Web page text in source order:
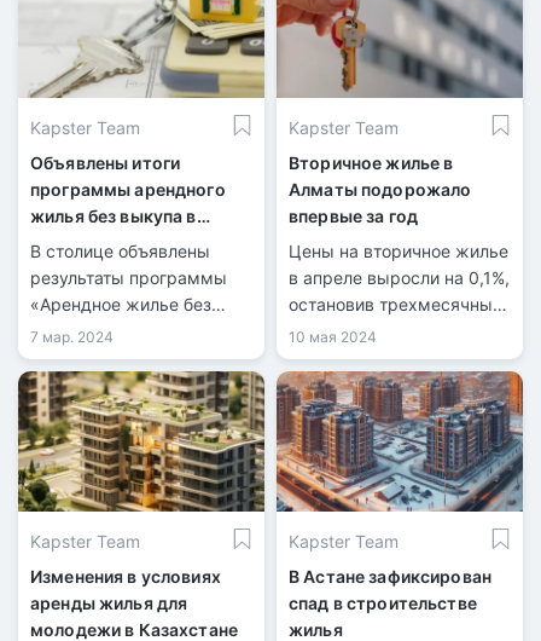
Kapster Team
Объявлены итоги
программы арендного
жилья без выкупа в
Астане
В столице объявлены
результаты программы
«Арендное жилье без
права выкупа» для
многодетных семей,
детей-сирот и тех, кто
остался без попечения
родителей, а также для
социально уязвимых
групп населения.
7 мар. 2024
Kapster Team
Вторичное жилье в
Алматы подорожало
впервые за год
Цены на вторичное жилье
в апреле выросли на 0,1%,
остановив трехмесячный
тренд снижения, согласно
данным БНС АСПиР РК.
10 мая 2024
Kapster Team
Изменения в условиях
аренды жилья для
молодежи в Казахстане
Kapster Team
В Астане зафиксирован
спад в строительстве
жилья